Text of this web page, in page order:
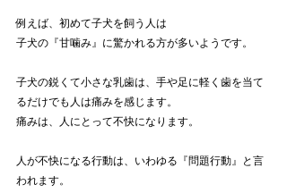
例えば、初めて子犬を飼う人は
子犬の『甘噛み』に驚かれる方が多いようです。
子犬の鋭くて小さな乳歯は、手や足に軽く歯を当て
るだけでも人は痛みを感じます。
痛みは、人にとって不快になります。
人が不快になる行動は、いわゆる『問題行動』と言
われます。